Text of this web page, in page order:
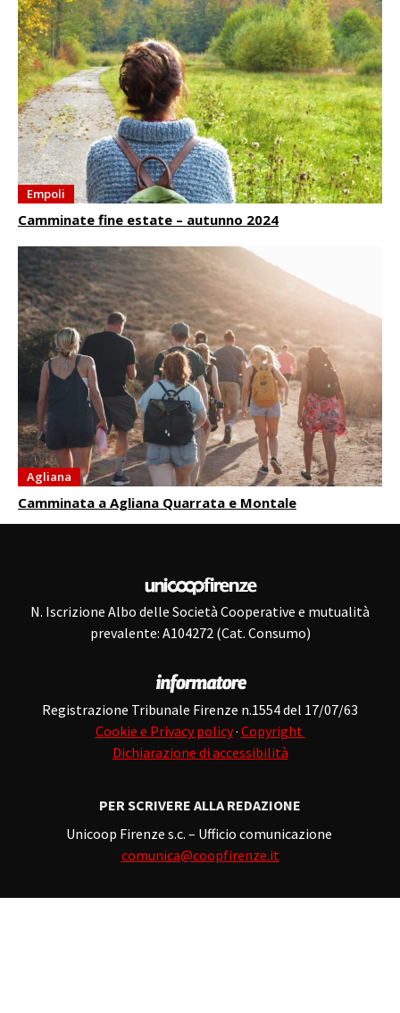
Empoli
Camminate fine estate – autunno 2024
Agliana
Camminata a Agliana Quarrata e Montale
N. Iscrizione Albo delle Società Cooperative e mutualità
prevalente: A104272 (Cat. Consumo)
Registrazione Tribunale Firenze n.1554 del 17/07/63
Cookie e Privacy policy· Copyright
Dichiarazione di accessibilità
PER SCRIVERE ALLA REDAZIONE
Unicoop Firenze s.c. – Ufficio comunicazione
comunica@coopfirenze.it